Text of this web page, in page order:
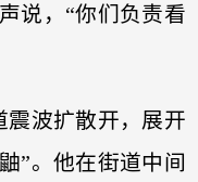
说，“你们负责看
震波扩散开，展开
”。他在街道中间